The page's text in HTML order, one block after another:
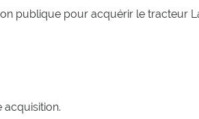
publique pour acquérir le tracteur
acquisition.